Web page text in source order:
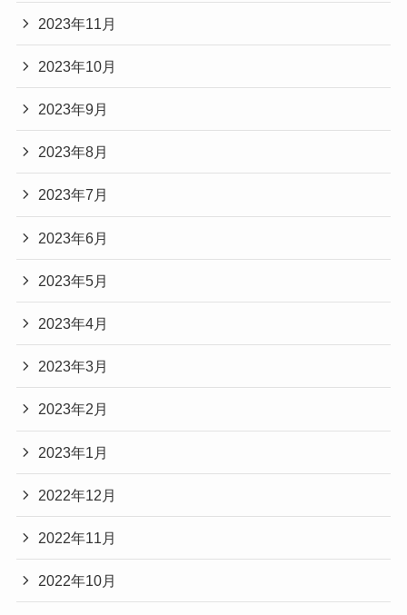
2023年11月
2023年10月
2023年9月
2023年8月
2023年7月
2023年6月
2023年5月
2023年4月
2023年3月
2023年2月
2023年1月
2022年12月
2022年11月
2022年10月